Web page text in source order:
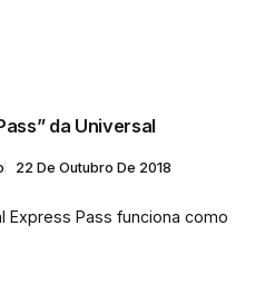
da Universal
22 De Outubro De 2018
Express Pass funciona como